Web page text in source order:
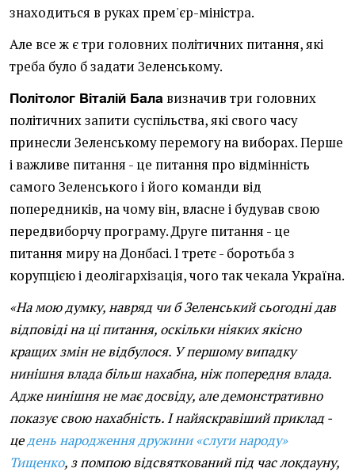
знаходиться в руках прем'єр-міністра.
Але все ж є три головних політичних питання, які
треба було б задати Зеленському.
Політолог Віталій Бала визначив три головних
політичних запити суспільства, які свого часу
принесли Зеленському перемогу на виборах. Перше
і важливе питання - це питання про відмінність
самого Зеленського і його команди від
попередників, на чому він, власне і будував свою
передвиборчу програму. Друге питання - це
питання миру на Донбасі. І третє - боротьба з
корупцією і деолігархізація, чого так чекала Україна.
«На мою думку, навряд чи б Зеленський сьогодні дав
відповіді на ці питання, оскільки ніяких якісно
кращих змін не відбулося. У першому випадку
нинішня влада більш нахабна, ніж попередня влада.
Адже нинішня не має досвіду, але демонстративно
показує свою нахабність. І найяскравіший приклад -
цедень народження дружини «слуги народу»
Тищенко, з помпою відсвяткований під час локдауну,